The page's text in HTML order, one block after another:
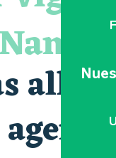
« Veduta, les
pour enfants
cœur de la
et théâtre par la
port, 6e édition
allá
agenda